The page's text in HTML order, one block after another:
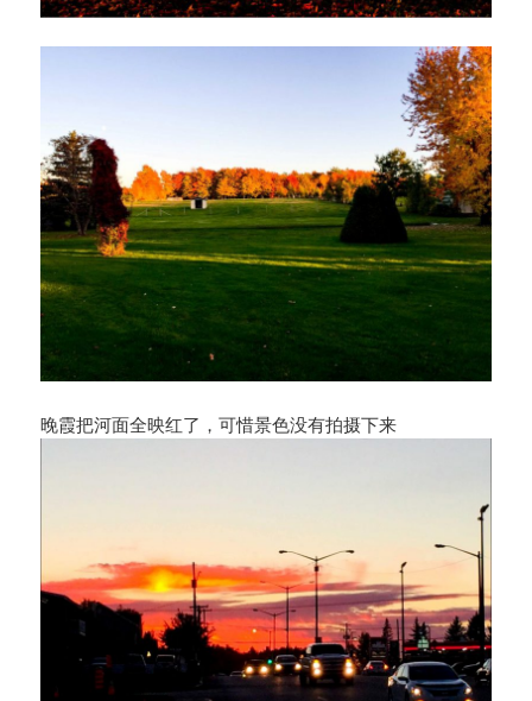
晚霞把河面全映红了，可惜景色没有拍摄下来